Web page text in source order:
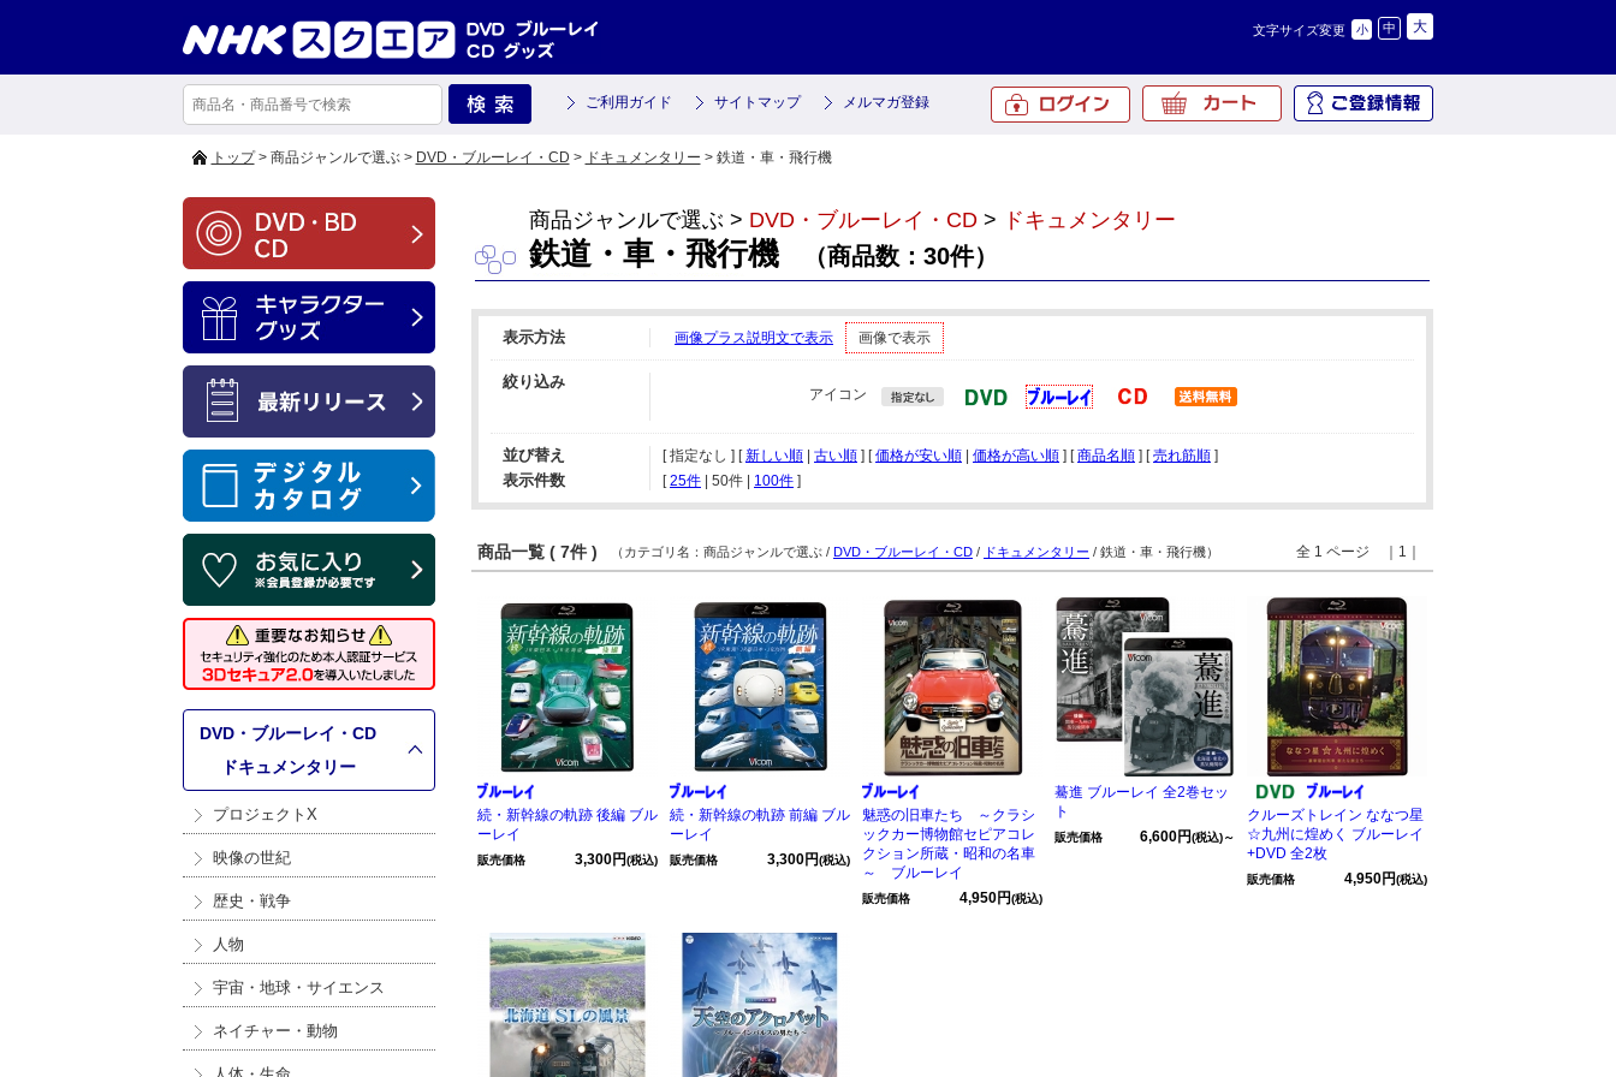
文字サイズ変更 小 中 大
ご利用ガイド サイトマップ メルマガ登録
トップ> 商品ジャンルで選ぶ > DVD・ブルーレイ・CD > ドキュメンタリー > 鉄道・車・飛行機
DVD・ブルーレイ・CD
ドキュメンタリー
プロジェクトX
映像の世紀
歴史・戦争
人物
宇宙・地球・サイエンス
ネイチャー・動物
商品ジャンルで選ぶ > DVD・ブルーレイ・CD > ドキュメンタリー
鉄道・車・飛行機 （商品数：30件）
表示方法 画像プラス説明文で表示 画像で表示
絞り込み
アイコン
並び替え [ 指定なし ] [新しい順 古い順 ] [価格が安い順 価格が高い順 ] [商品名順 ] [売れ筋順 ]
表示件数 [ 25件 50件 100件 ]
商品一覧 ( 7件 ) 全 1 ページ ｜1｜
（カテゴリ名：商品ジャンルで選ぶ / DVD・ブルーレイ・CD / ドキュメンタリー / 鉄道・車・飛行機）
続・新幹線の軌跡 後編 ブル
ーレイ
販売価格 3,300円(税込)
続・新幹線の軌跡 前編 ブル
ーレイ
販売価格 3,300円(税込)
魅惑の旧車たち ～クラシ
ックカー博物館セピアコレ
クション所蔵・昭和の名車
～ ブルーレイ
販売価格 4,950円(税込)
驀進 ブルーレイ 全2巻セッ
ト
販売価格 6,600円(税込)～
クルーズトレイン ななつ星
☆九州に煌めく ブルーレイ
+DVD 全2枚
販売価格 4,950円(税込)